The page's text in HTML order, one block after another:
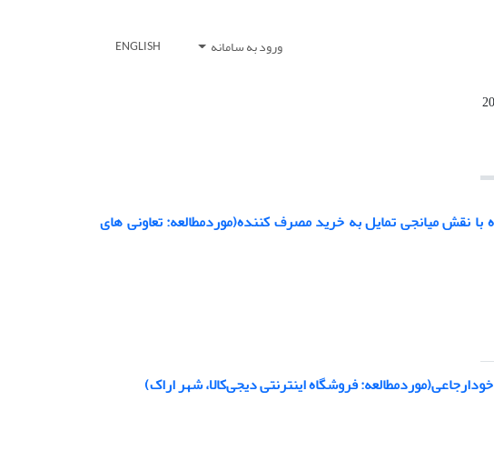
ورود به سامانه ENGLISH
با نقش میانجی تمایل به خرید مصرف کننده(موردمطالعه: تعاونی های
فروشگاه اینترنتی دیجی‌کالا، شهر اراک)